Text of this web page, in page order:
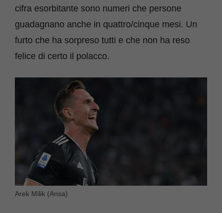
cifra esorbitante sono numeri che persone
guadagnano anche in quattro/cinque mesi. Un
furto che ha sorpreso tutti e che non ha reso
felice di certo il polacco.
Arek Milik (Ansa)